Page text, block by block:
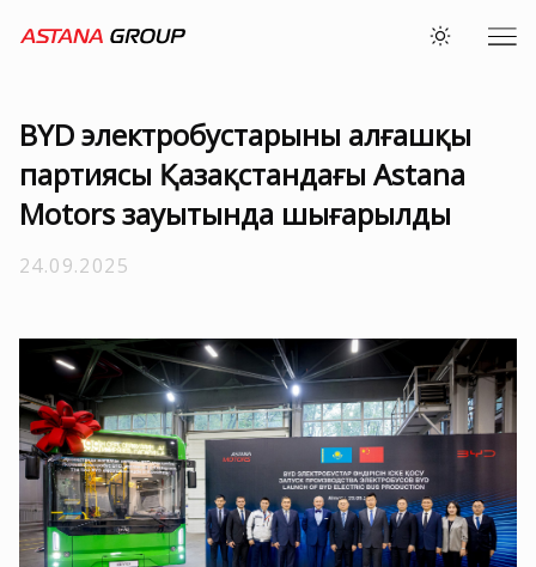
BYD электробустарының алғашқы
партиясы Қазақстандағы Astana
Motors зауытында шығарылды
24.09.2025